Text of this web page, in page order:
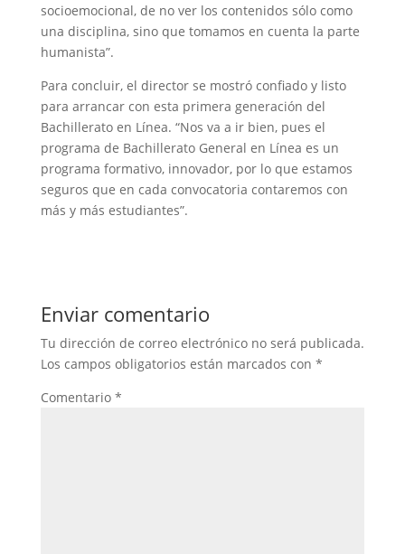
socioemocional, de no ver los contenidos sólo como
una disciplina, sino que tomamos en cuenta la parte
humanista”.
Para concluir, el director se mostró confiado y listo
para arrancar con esta primera generación del
Bachillerato en Línea. “Nos va a ir bien, pues el
programa de Bachillerato General en Línea es un
programa formativo, innovador, por lo que estamos
seguros que en cada convocatoria contaremos con
más y más estudiantes”.
Enviar comentario
Tu dirección de correo electrónico no será publicada.
Los campos obligatorios están marcados con *
Comentario *